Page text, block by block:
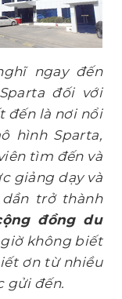
ngay đến
đối với
đến là nơi nổi
hình Sparta,
tìm đến và
giảng dạy và
trở thành
đồng du
giờ không biết
ơn từ nhiều
gửi đến.